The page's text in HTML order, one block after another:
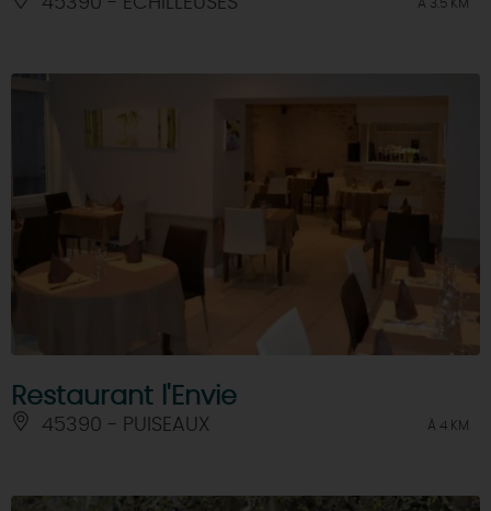
À 3.5 KM
Restaurant l'Envie
45390 - PUISEAUX À 4 KM